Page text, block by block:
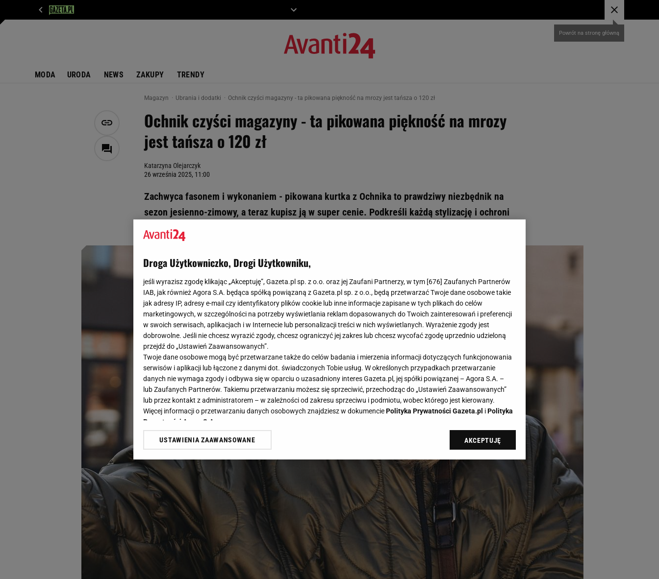
Powrót na stronę główną
MODA URODA NEWS ZAKUPY TRENDY
Magazyn Ubrania i dodatki Ochnik czyści magazyny - ta pikowana piękność na mrozy jest tańsza o 120 zł
Ochnik czyści magazyny - ta pikowana piękność na mrozy
jest tańsza o 120 zł
Katarzyna Olejarczyk
26 września 2025, 11:00
Zachwyca fasonem i wykonaniem - pikowana kurtka z Ochnika to prawdziwy niezbędnik na
sezon jesienno-zimowy, a teraz kupisz ją w super cenie. Podkreśli każdą stylizację i ochroni
cię przed wiatrem oraz mrozem.
Droga Użytkowniczko, Drogi Użytkowniku,
jeśli wyrazisz zgodę klikając „Akceptuję”, Gazeta.pl sp. z o.o. oraz jej Zaufani Partnerzy, w tym [676] Zaufanych Partnerów
IAB, jak również Agora S.A. będąca spółką powiązaną z Gazeta.pl sp. z o.o., będą przetwarzać Twoje dane osobowe takie
jak adresy IP, adresy e-mail czy identyfikatory plików cookie lub inne informacje zapisane w tych plikach do celów
marketingowych, w szczególności na potrzeby wyświetlania reklam dopasowanych do Twoich zainteresowań i preferencji
w swoich serwisach, aplikacjach i w Internecie lub personalizacji treści w nich wyświetlanych. Wyrażenie zgody jest
dobrowolne. Jeśli nie chcesz wyrazić zgody, chcesz ograniczyć jej zakres lub chcesz wycofać zgodę uprzednio udzieloną
przejdź do „Ustawień Zaawansowanych”.
Twoje dane osobowe mogą być przetwarzane także do celów badania i mierzenia informacji dotyczących funkcjonowania
serwisów i aplikacji lub łączone z danymi dot. świadczonych Tobie usług. W określonych przypadkach przetwarzanie
danych nie wymaga zgody i odbywa się w oparciu o uzasadniony interes Gazeta.pl, jej spółki powiązanej – Agora S.A. –
lub Zaufanych Partnerów. Takiemu przetwarzaniu możesz się sprzeciwić, przechodząc do „Ustawień Zaawansowanych”
lub przez kontakt z administratorem – w zależności od zakresu sprzeciwu i podmiotu, wobec którego jest kierowany.
Więcej informacji o przetwarzaniu danych osobowych znajdziesz w dokumenciePolityka Prywatności Gazeta.pl iPolityka
Prywatności Agora S.A.
Klikając „Akceptuję” wyrażasz też zgodę na zainstalowanie i przechowywanie plików cookie Gazeta.pl sp. z o.o., jej
dotyczące plików cookie, wywołując narzędzie do zarządzania twoimi preferencjami dot. przetwarzania danych poprzez
odnośnik „Ustawienia prywatności ” w stopce serwisu i przechodząc do „Ustawień Zaawansowanych”. Zmiana ustawień
plików cookie możliwa jest także za pomocą ustawień przeglądarki.
My, nasi Zaufani Partnerzy i Agora S.A. możemy przetwarzać dane osobowe w następujących celach:
Użycie dokładnych danych geolokalizacyjnych. Aktywne skanowanie charakterystyki urządzenia do celów identyfikacji.
Przechowywanie informacji na urządzeniu lub dostęp do nich. Spersonalizowane reklamy i treści, pomiar reklam i treści,
badnie odbiorców i ulepszanie usług.
Lista Zaufanych Partnerów
USTAWIENIA ZAAWANSOWANE AKCEPTUJĘ